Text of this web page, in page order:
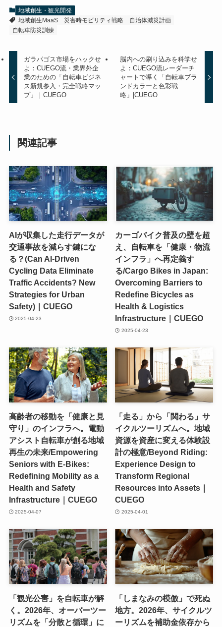
地域創生・観光開発
地域創生MaaS
災害時モビリティ戦略
自治体減災計画
自転車防災訓練
ガラパゴス市場をハックせ
よ：CUEGO流・業界外企
業のための「自転車ビジネ
ス新規参入・完全戦略マッ
プ」｜CUEGO
脳内への刷り込みを科学せ
よ：CUEGO流レーダーチ
ャートで導く「自転車ブラ
ンドカラーと色彩戦
略」|CUEGO
関連記事
AIが収集した走行データが
交通事故を減らす鍵にな
る？(Can AI-Driven
Cycling Data Eliminate
Traffic Accidents? New
Strategies for Urban
Safety)｜CUEGO
2025-04-23
カーゴバイク普及の壁を超
え、自転車を「健康・物流
インフラ」へ再定義す
る/Cargo Bikes in Japan:
Overcoming Barriers to
Redefine Bicycles as
Health & Logistics
Infrastructure｜CUEGO
2025-04-23
高齢者の移動を「健康と見
守り」のインフラへ。電動
アシスト自転車が創る地域
再生の未来/Empowering
Seniors with E-Bikes:
Redefining Mobility as a
Health and Safety
Infrastructure｜CUEGO
2025-04-07
「走る」から「関わる」サ
イクルツーリズムへ。地域
資源を資産に変える体験設
計の極意/Beyond Riding:
Experience Design to
Transform Regional
Resources into Assets｜
CUEGO
2025-04-01
「観光公害」を自転車が解
く。2026年、オーバーツー
リズムを「分散と循環」に
「しまなみの模倣」で死ぬ
地方。2026年、サイクルツ
ーリズムを補助金依存から